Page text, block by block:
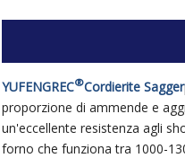
YUFENGREC®Cordierite Sagger
proporzione di ammende e
un'eccellente resistenza agli
forno che funziona tra 1000-